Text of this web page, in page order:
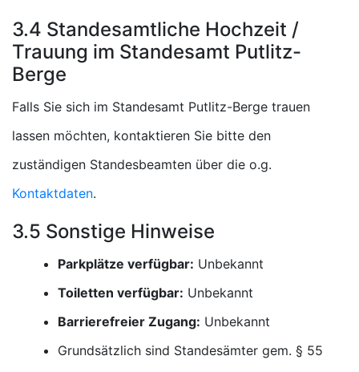
3.4 Standesamtliche Hochzeit /
Trauung im Standesamt Putlitz-
Berge
Falls Sie sich im Standesamt Putlitz-Berge trauen
lassen möchten, kontaktieren Sie bitte den
zuständigen Standesbeamten über die o.g.
Kontaktdaten.
3.5 Sonstige Hinweise
Parkplätze verfügbar: Unbekannt
Toiletten verfügbar: Unbekannt
Barrierefreier Zugang: Unbekannt
Grundsätzlich sind Standesämter gem. § 55